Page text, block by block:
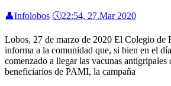
👤Infolobos 🕔22:54, 27.Mar 2020
Lobos, 27 de marzo de 2020 El Colegio de
informa a la comunidad que, si bien en el
comenzado a llegar las vacunas antigripales
beneficiarios de PAMI, la campaña